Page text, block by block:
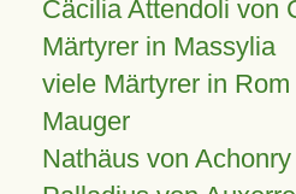
Cäcilia Attendoli von
Märtyrer in Massylia
viele Märtyrer in Rom
Mauger
Nathäus von Achonry